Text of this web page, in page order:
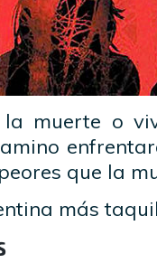
la muerte o
que la
más